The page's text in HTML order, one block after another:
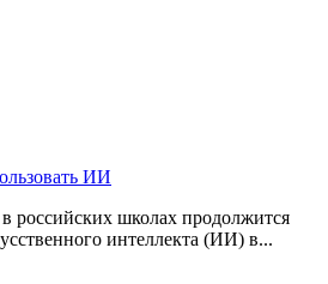
ИИ
российских школах продолжится
интеллекта (ИИ) в...